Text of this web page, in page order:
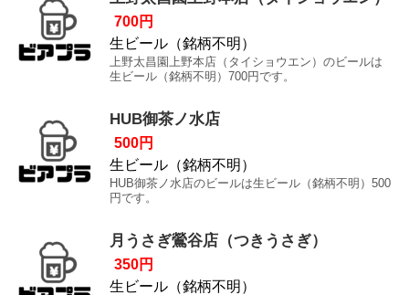
700円
生ビール（銘柄不明）
上野太昌園上野本店（タイショウエン）のビールは
生ビール（銘柄不明）700円です。
HUB御茶ノ水店
500円
生ビール（銘柄不明）
HUB御茶ノ水店のビールは生ビール（銘柄不明）500
円です。
月うさぎ鶯谷店（つきうさぎ）
350円
生ビール（銘柄不明）